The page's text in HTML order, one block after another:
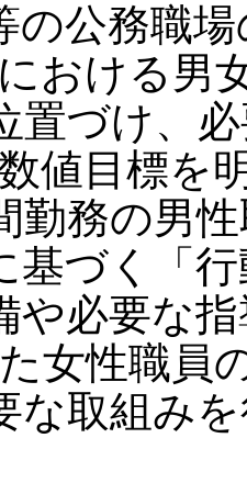
の公務職
おける男
置づけ、
値目標を
勤務の男
基づく「
や必要な
女性職員
な取組み